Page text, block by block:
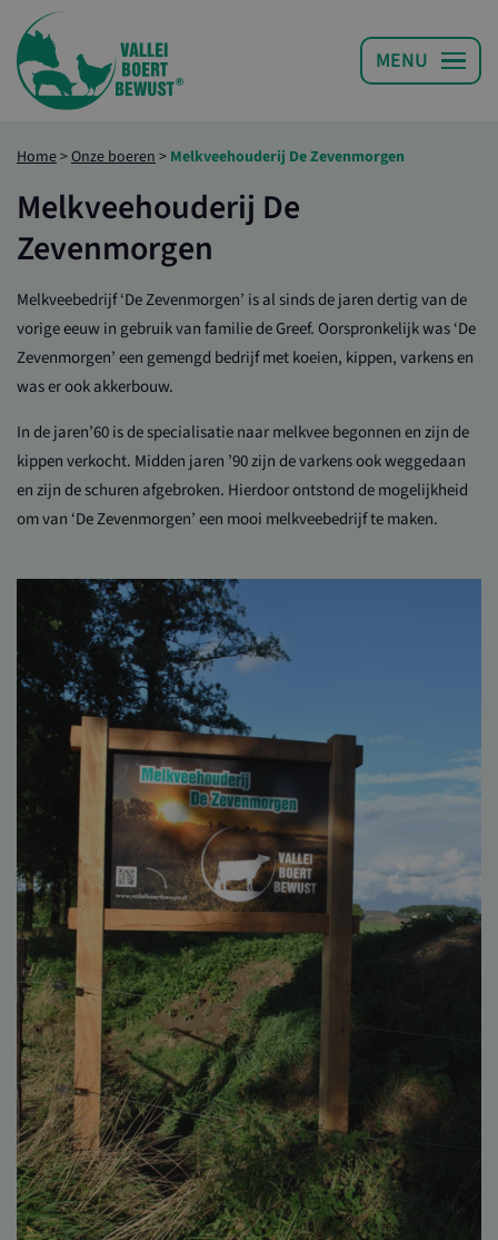
Home>Onze boeren> Melkveehouderij De Zevenmorgen
Melkveehouderij De
Zevenmorgen
Melkveebedrijf ‘De Zevenmorgen’ is al sinds de jaren dertig van de
vorige eeuw in gebruik van familie de Greef. Oorspronkelijk was ‘De
Zevenmorgen’ een gemengd bedrijf met koeien, kippen, varkens en
was er ook akkerbouw.
In de jaren’60 is de specialisatie naar melkvee begonnen en zijn de
kippen verkocht. Midden jaren ’90 zijn de varkens ook weggedaan
en zijn de schuren afgebroken. Hierdoor ontstond de mogelijkheid
om van ‘De Zevenmorgen’ een mooi melkveebedrijf te maken.